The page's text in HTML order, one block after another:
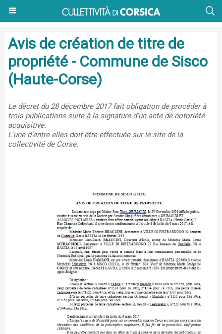
Avis de création de titre de
propriété - Commune de Sisco
(Haute-Corse)
Le décret du 28 décembre 2017 fait obligation de procéder à
trois publications suite à la signature d’un acte de notoriété
acquisitive.
L’une d’entre elles doit être effectuée sur le site de la
collectivité de Corse.